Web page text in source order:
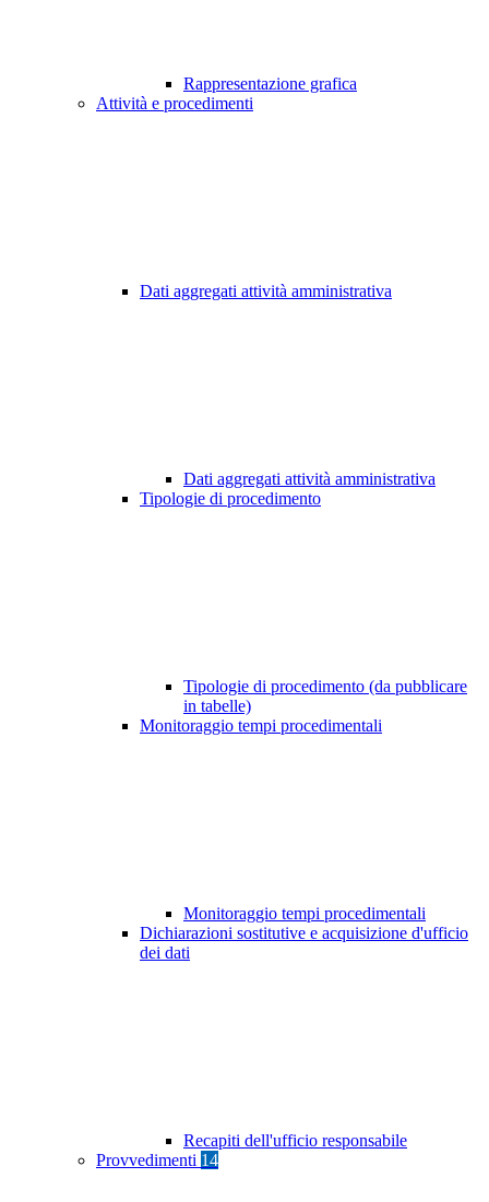
Rappresentazione grafica
Attività e procedimenti
Dati aggregati attività amministrativa
Dati aggregati attività amministrativa
Tipologie di procedimento
Tipologie di procedimento (da pubblicare
in tabelle)
Monitoraggio tempi procedimentali
Monitoraggio tempi procedimentali
Dichiarazioni sostitutive e acquisizione d'ufficio
dei dati
Recapiti dell'ufficio responsabile
Provvedimenti 14